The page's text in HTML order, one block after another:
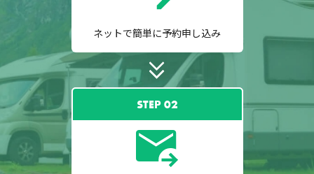
ネットで簡単に予約申し込み
STEP 02